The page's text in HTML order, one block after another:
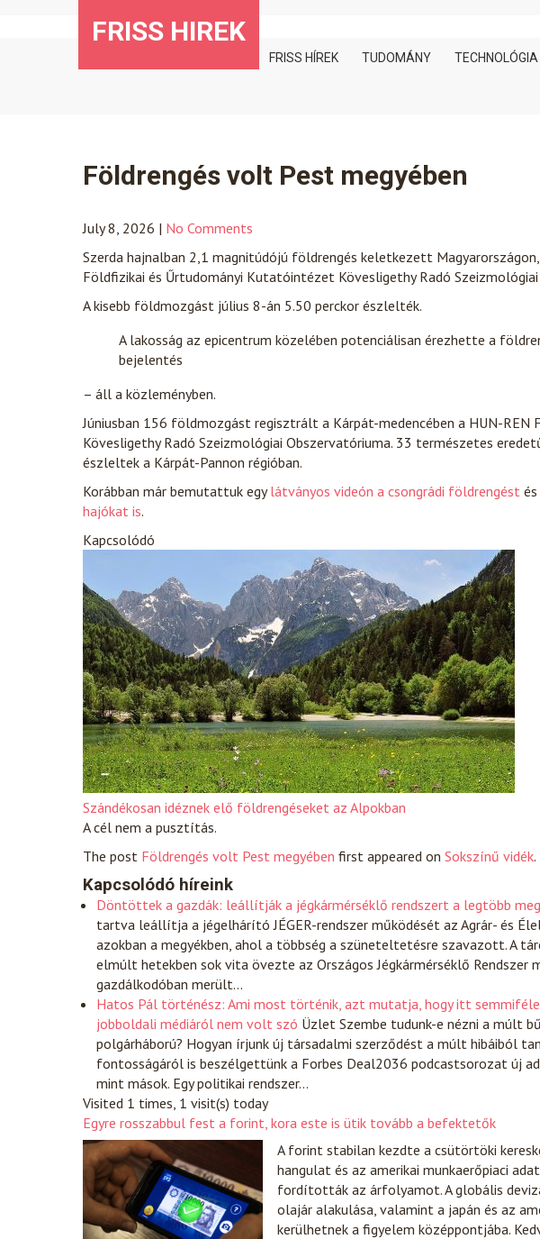
FRISS HIREK
FRISS HÍREK TUDOMÁNY TECHNOLÓGIA
Földrengés volt Pest megyében
July 8, 2026 | No Comments
Szerda hajnalban 2,1 magnitúdójú földrengés keletkezett
Földfizikai és Űrtudományi Kutatóintézet Kövesligethy Radó
A kisebb földmozgást július 8-án 5.50 perckor észlelték.
A lakosság az epicentrum közelében potenciálisan érezhette a
bejelentés
– áll a közleményben.
Júniusban 156 földmozgást regisztrált a Kárpát-medencében a HUN-
Kövesligethy Radó Szeizmológiai Obszervatóriuma. 33 természetes
észleltek a Kárpát-Pannon régióban.
Korábban már bemutattuk egylátványos videón a csongrádi földrengést
hajókat is.
Kapcsolódó
Szándékosan idéznek elő földrengéseket az Alpokban
A cél nem a pusztítás.
The post Földrengés volt Pest megyében first appeared on Sokszínű vidék.
Kapcsolódó híreink
Döntöttek a gazdák: leállítják a jégkármérséklő rendszert a legtöbb
tartva leállítja a jégelhárító JÉGER-rendszer működését az Agrár- és
azokban a megyékben, ahol a többség a szüneteltetésre szavazott. A
elmúlt hetekben sok vita övezte az Országos Jégkármérséklő Rendszer
gazdálkodóban merült…
Hatos Pál történész: Ami most történik, azt mutatja, hogy itt
jobboldali médiáról nem volt szó Üzlet Szembe tudunk-e nézni a múlt
polgárháború? Hogyan írjunk új társadalmi szerződést a múlt hibáiból
fontosságáról is beszélgettünk a Forbes Deal2036 podcastsorozat új
mint mások. Egy politikai rendszer…
Visited 1 times, 1 visit(s) today
Egyre rosszabbul fest a forint, kora este is ütik tovább a befektetők
A forint stabilan kezdte a csütörtöki
hangulat és az amerikai munkaerőpiaci
fordították az árfolyamot. A globális
olajár alakulása, valamint a japán és az
kerülhetnek a figyelem középpontjába.